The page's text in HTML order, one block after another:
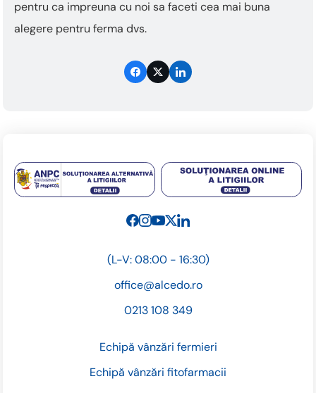
pentru ca impreuna cu noi sa faceti cea mai buna
alegere pentru ferma dvs.
(L-V: 08:00 - 16:30)
office@alcedo.ro
0213 108 349
Echipă vânzări fermieri
Echipă vânzări fitofarmacii